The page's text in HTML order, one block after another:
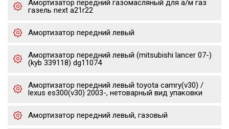
Амортизатор передний газомасляный для а/м газ
газель next a21r22
Амортизатор передний левый
Амортизатор передний левый (mitsubishi lancer 07-)
(kyb 339118) dg11074
Амортизатор передний левый toyota camry(v30) /
lexus es300(v30) 2003-, нетоварный вид упаковки
Амортизатор передний левый, газовый